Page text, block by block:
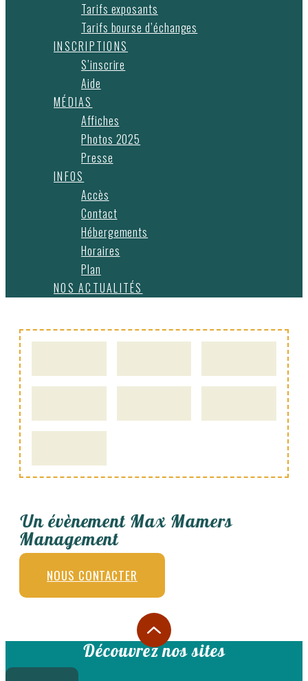
Tarifs exposants
Tarifs bourse d’échanges
INSCRIPTIONS
S’inscrire
Aide
MÉDIAS
Affiches
Photos 2025
Presse
INFOS
Accès
Contact
Hébergements
Horaires
Plan
NOS ACTUALITÉS
Un évènement Max Mamers
Management
NOUS CONTACTER
Découvrez nos sites